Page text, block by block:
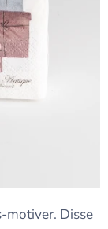
motiver. Disse